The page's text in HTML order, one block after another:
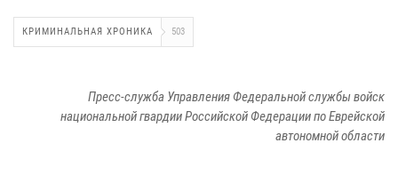
КРИМИНАЛЬНАЯ ХРОНИКА 503
Пресс-служба Управления Федеральной службы войск
национальной гвардии Российской Федерации по Еврейской
автономной области